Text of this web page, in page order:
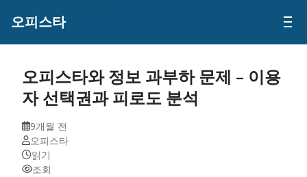
오피스타
오피스타와 정보 과부하 문제 – 이용
자 선택권과 피로도 분석
9개월 전
오피스타
읽기
조회